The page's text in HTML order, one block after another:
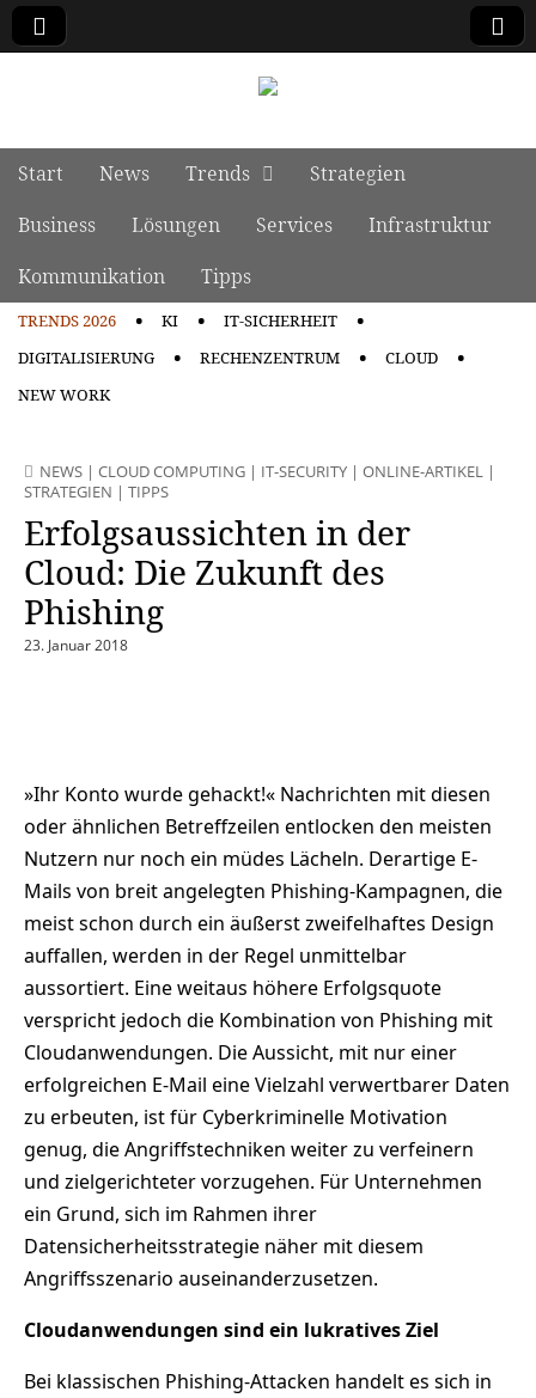
Main menu
Skip to content
Start News Trends
Strategien
Business
Lösungen Services
Infrastruktur
Kommunikation
Tipps
TRENDS 2026 KI
IT-SICHERHEIT
DIGITALISIERUNG
RECHENZENTRUM
CLOUD
NEW WORK
NEWS | CLOUD COMPUTING | IT-SECURITY | ONLINE-ARTIKEL |
STRATEGIEN | TIPPS
Erfolgsaussichten in der
Cloud: Die Zukunft des
Phishing
23. Januar 2018
»Ihr Konto wurde gehackt!« Nachrichten mit diesen
oder ähnlichen Betreffzeilen entlocken den meisten
Nutzern nur noch ein müdes Lächeln. Derartige E-
Mails von breit angelegten Phishing-Kampagnen, die
meist schon durch ein äußerst zweifelhaftes Design
auffallen, werden in der Regel unmittelbar
aussortiert. Eine weitaus höhere Erfolgsquote
verspricht jedoch die Kombination von Phishing mit
Cloudanwendungen. Die Aussicht, mit nur einer
erfolgreichen E-Mail eine Vielzahl verwertbarer Daten
zu erbeuten, ist für Cyberkriminelle Motivation
genug, die Angriffstechniken weiter zu verfeinern
und zielgerichteter vorzugehen. Für Unternehmen
ein Grund, sich im Rahmen ihrer
Datensicherheitsstrategie näher mit diesem
Angriffsszenario auseinanderzusetzen.
Cloudanwendungen sind ein lukratives Ziel
Bei klassischen Phishing-Attacken handelt es sich in